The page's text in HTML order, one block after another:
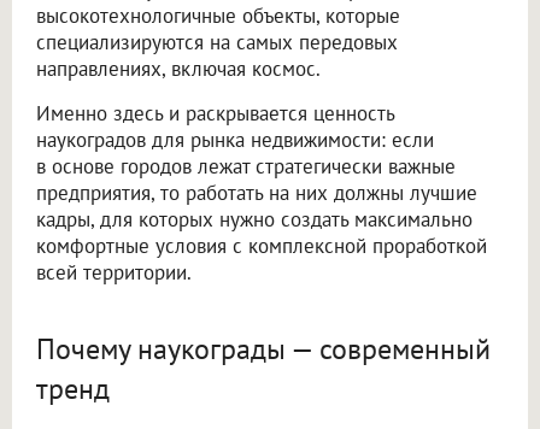
высокотехнологичные объекты, которые
специализируются на самых передовых
направлениях, включая космос.
Именно здесь и раскрывается ценность
наукоградов для рынка недвижимости: если
в основе городов лежат стратегически важные
предприятия, то работать на них должны лучшие
кадры, для которых нужно создать максимально
комфортные условия с комплексной проработкой
всей территории.
Почему наукограды — современный
тренд